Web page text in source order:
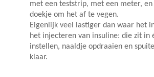
met een teststrip, met een meter,
doekje om het af te vegen.
Eigenlijk veel lastiger dan waar het
het injecteren van insuline: die zit in
instellen, naaldje opdraaien en
klaar.